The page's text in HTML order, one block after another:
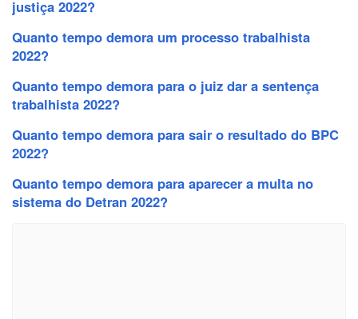
justiça 2022?
Quanto tempo demora um processo trabalhista
2022?
Quanto tempo demora para o juiz dar a sentença
trabalhista 2022?
Quanto tempo demora para sair o resultado do BPC
2022?
Quanto tempo demora para aparecer a multa no
sistema do Detran 2022?